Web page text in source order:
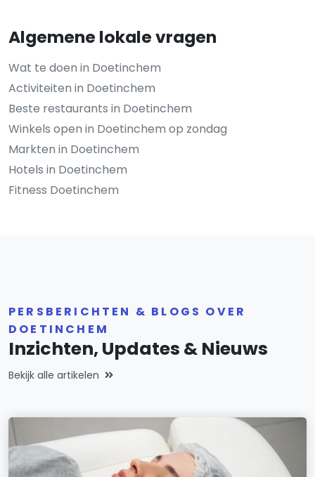
Algemene lokale vragen
Wat te doen in Doetinchem
Activiteiten in Doetinchem
Beste restaurants in Doetinchem
Winkels open in Doetinchem op zondag
Markten in Doetinchem
Hotels in Doetinchem
Fitness Doetinchem
PERSBERICHTEN & BLOGS OVER
DOETINCHEM
Inzichten, Updates & Nieuws
Bekijk alle artikelen